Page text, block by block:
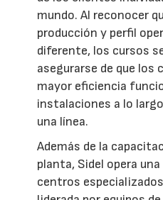
mundo. Al reconocer
producción y perfil
diferente, los cursos
asegurarse de que los
mayor eficiencia
instalaciones a lo
una línea.
Además de la
planta, Sidel opera
centros